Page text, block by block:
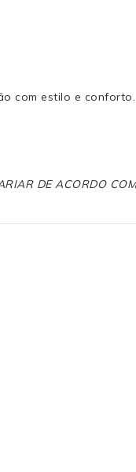
com estilo e conforto.
DE ACORDO